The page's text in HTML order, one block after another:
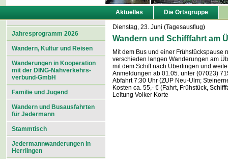
Aktuelles Die Ortsgruppe
Jahresprogramm 2026
Wandern, Kultur und Reisen
Wanderungen in Kooperation
mit der DING-Nahverkehrs-
verbund-GmbH
Familie und Jugend
Wandern und Busausfahrten
für Jedermann
Stammtisch
Jedermannwanderungen in
Herrlingen
Dienstag, 23. Juni (Tagesausflug)
Wandern und Schifffahrt am
Mit dem Bus und einer Frühstückspause
verschieden langen Wanderungen am
mit dem Schiff nach Überlingen und
Anmeldungen ab 01.05. unter (07023)
Abfahrt 7:30 Uhr (ZUP Neu-Ulm;
Kosten ca. 55,- € (Fahrt, Frühstück,
Leitung Volker Korte